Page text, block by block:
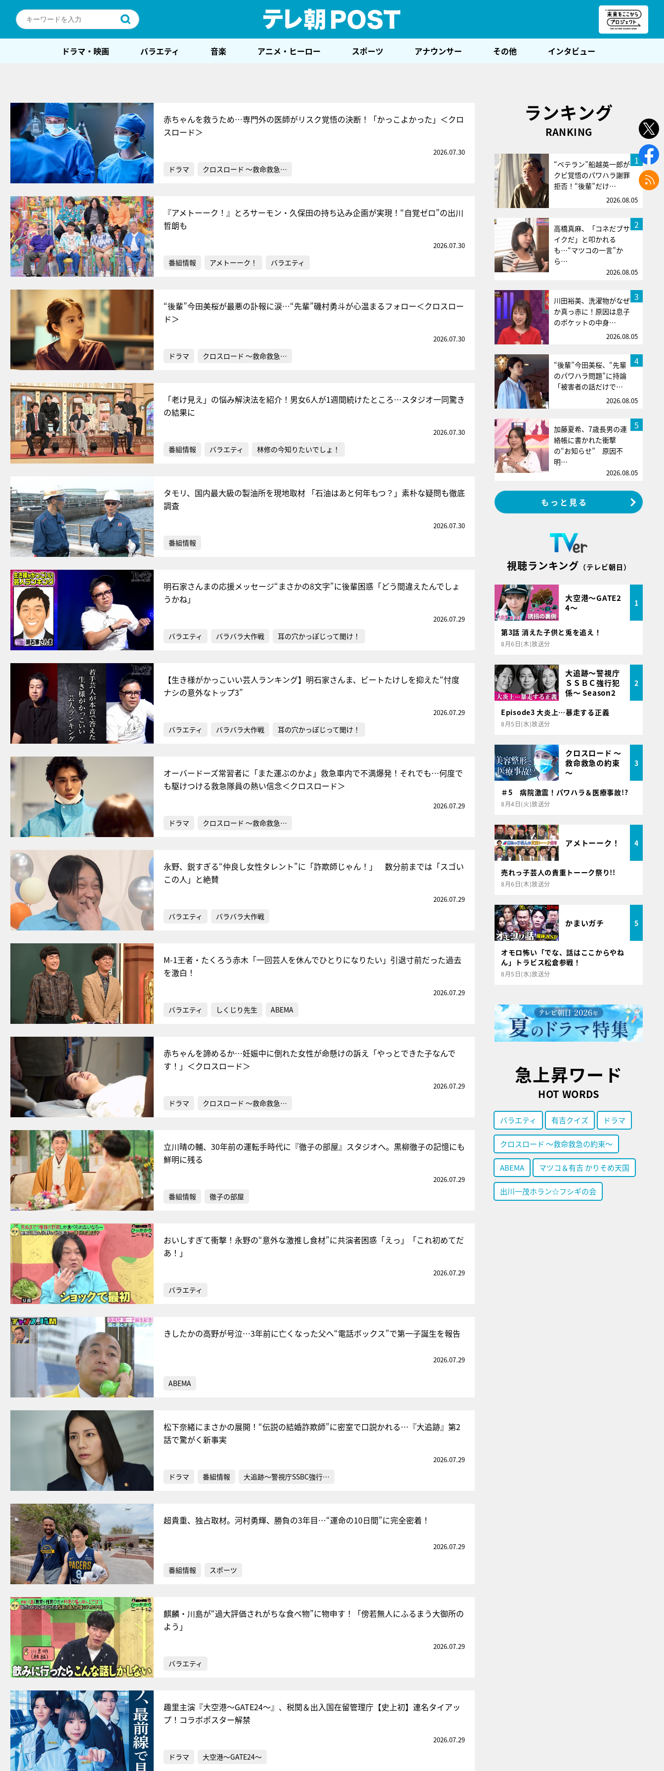
ドラマ・映画 バラエティ 音楽 アニメ・ヒーロー スポーツ アナウンサー その他 インタビュー
赤ちゃんを救うため…専門外の医師がリスク覚悟の決断！「かっこよかった」＜クロ
スロード＞
2026.07.30
ドラマ クロスロード ～救命救急…
『アメトーーク！』とろサーモン・久保田の持ち込み企画が実現！“自覚ゼロ”の出川
哲朗も
2026.07.30
番組情報 アメトーーク！ バラエティ
“後輩”今田美桜が最悪の訃報に涙…“先輩”磯村勇斗が心温まるフォロー＜クロスロー
ド＞
2026.07.30
ドラマ クロスロード ～救命救急…
「老け見え」の悩み解決法を紹介！男女6人が1週間続けたところ…スタジオ一同驚き
の結果に
2026.07.30
番組情報 バラエティ 林修の今知りたいでしょ！
タモリ、国内最大級の製油所を現地取材 「石油はあと何年もつ？」素朴な疑問も徹底
調査
2026.07.30
番組情報
明石家さんまの応援メッセージ“まさかの8文字”に後輩困惑「どう間違えたんでしょ
うかね」
2026.07.29
バラエティ バラバラ大作戦 耳の穴かっぽじって聞け！
【生き様がかっこいい芸人ランキング】明石家さんま、ビートたけしを抑えた“忖度
ナシの意外なトップ3”
2026.07.29
バラエティ バラバラ大作戦 耳の穴かっぽじって聞け！
オーバードーズ常習者に「また運ぶのかよ」救急車内で不満爆発！それでも…何度で
も駆けつける救急隊員の熱い信念＜クロスロード＞
2026.07.29
ドラマ クロスロード ～救命救急…
永野、鋭すぎる“仲良し女性タレント”に「詐欺師じゃん！」 数分前までは「スゴい
この人」と絶賛
2026.07.29
バラエティ バラバラ大作戦
M-1王者・たくろう赤木「一回芸人を休んでひとりになりたい」引退寸前だった過去
を激白！
2026.07.29
バラエティ しくじり先生 ABEMA
赤ちゃんを諦めるか…妊娠中に倒れた女性が命懸けの訴え「やっとできた子なんで
す！」＜クロスロード＞
2026.07.29
ドラマ クロスロード ～救命救急…
立川晴の輔、30年前の運転手時代に『徹子の部屋』スタジオへ。黒柳徹子の記憶にも
鮮明に残る
2026.07.29
番組情報 徹子の部屋
おいしすぎて衝撃！永野の“意外な激推し食材”に共演者困惑「えっ」「これ初めてだ
あ！」
2026.07.29
バラエティ
きしたかの高野が号泣…3年前に亡くなった父へ“電話ボックス”で第一子誕生を報告
2026.07.29
ABEMA
松下奈緒にまさかの展開！“伝説の結婚詐欺師”に密室で口説かれる…『大追跡』第2
話で驚がく新事実
2026.07.29
ドラマ 番組情報 大追跡～警視庁SSBC強行…
超貴重、独占取材。河村勇輝、勝負の3年目…“運命の10日間”に完全密着！
2026.07.29
番組情報 スポーツ
麒麟・川島が“過大評価されがちな食べ物”に物申す！「傍若無人にふるまう大御所の
よう」
2026.07.29
バラエティ
趣里主演『大空港～GATE24～』、税関＆出入国在留管理庁【史上初】連名タイアッ
プ！コラボポスター解禁
2026.07.29
ドラマ 大空港～GATE24～
ランキング
RANKING
1
“ベテラン”船越英一郎が
クビ覚悟のパワハラ謝罪
拒否！“後輩”だけ…
2026.08.05
2
高橋真麻、「コネだブサ
イクだ」と叩かれる
も…“マツコの一言”か
ら…
2026.08.05
3
川田裕美、洗濯物がなぜ
か真っ赤に！原因は息子
のポケットの中身…
2026.08.05
4
“後輩”今田美桜、“先輩
のパワハラ問題”に持論
「被害者の話だけで…
2026.08.05
5
加藤夏希、7歳長男の連
絡帳に書かれた衝撃
の“お知らせ” 原因不
明…
2026.08.05
もっと見る
視聴ランキング （テレビ朝日）
大空港～GATE2
4～
1
第3話 消えた子供と兎を追え！
8月6日(木)放送分
大追跡～警視庁
ＳＳＢＣ強行犯
係～ Season2
2
Episode3 大炎上…暴走する正義
8月5日(水)放送分
クロスロード ～
救命救急の約束
～
3
＃5 病院激震！パワハラ＆医療事故!?
8月4日(火)放送分
アメトーーク！ 4
売れっ子芸人の貴重トーーク祭り!!
8月6日(木)放送分
かまいガチ 5
オモロ怖い「でな、話はここからやね
ん」トラビス松倉参戦！
8月5日(水)放送分
急上昇ワード
HOT WORDS
バラエティ 有吉クイズ ドラマ
クロスロード ～救命救急の約束～
ABEMA マツコ＆有吉 かりそめ天国
出川一茂ホラン☆フシギの会